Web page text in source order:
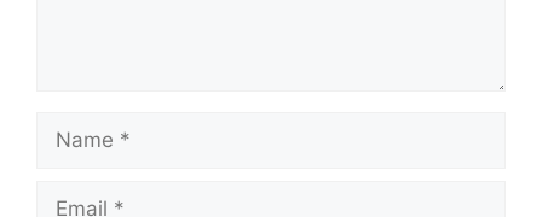
Name
Email